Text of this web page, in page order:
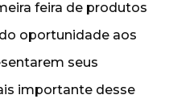
feira de produtos
oportunidade aos
seus
importante desse